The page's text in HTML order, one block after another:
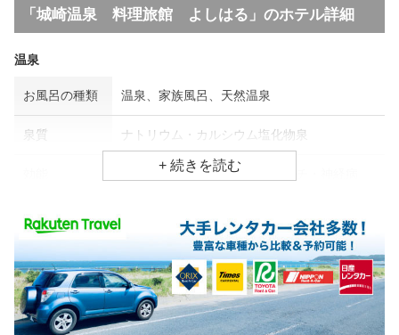
「城崎温泉 料理旅館 よしはる」のホテル詳細
温泉
お風呂の種類 温泉、家族風呂、天然温泉
泉質 ナトリウム・カルシウム塩化物泉
筋肉痛、慢性消化器病、リウマチ・神経病
食事場所
朝食 広間
夕食 部屋、個室